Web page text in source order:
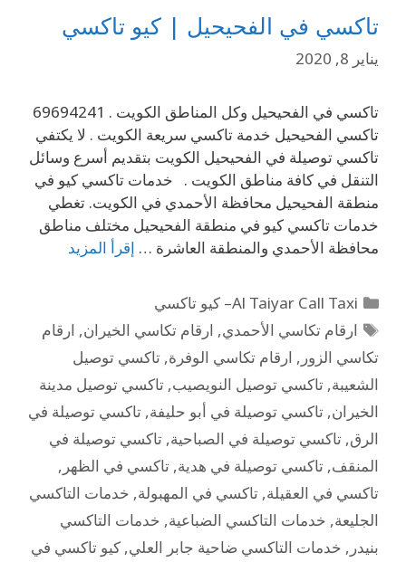
تاكسي في الفحيحيل | كيو تاكسي
يناير 8, 2020
تاكسي في الفحيحيل وكل المناطق الكويت . 69694241
تاكسي الفحيحيل خدمة تاكسي سريعة الكويت . لا يكتفي
تاكسي توصيلة في الفحيحيل الكويت بتقديم أسرع وسائل
التنقل في كافة مناطق الكويت . خدمات تاكسي كيو في
منطقة الفحيحيل محافظة الأحمدي في الكويت. تغطي
خدمات تاكسي كيو في منطقة الفحيحيل مختلف مناطق
محافظة الأحمدي والمنطقة العاشرة … إقرأ المزيد
Al Taiyar Call Taxi– كيو تاكسي
ارقام تكاسي الأحمدي, ارقام تكاسي الخيران, ارقام
تكاسي الزور , ارقام تكاسي الوفرة, تاكسي توصيل
الشعيبة, تاكسي توصيل النويصيب, تاكسي توصيل مدينة
الخيران, تاكسي توصيلة في أبو حليفة, تاكسي توصيلة في
الرق, تاكسي توصيلة في الصباحية, تاكسي توصيلة في
المنقف, تاكسي توصيلة في هدية, تاكسي في الظهر ,
تاكسي في العقيلة, تاكسي في المهبولة, خدمات التاكسي
الجليعة, خدمات التاكسي الضباعية, خدمات التاكسي
بنيدر , خدمات التاكسي ضاحية جابر العلي, كيو تاكسي في